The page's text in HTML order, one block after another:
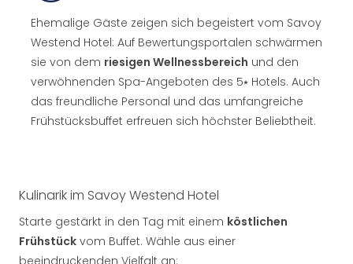
Ehemalige Gäste zeigen sich begeistert vom Savoy
Westend Hotel: Auf Bewertungsportalen schwärmen
sie von dem riesigen Wellnessbereich und den
verwöhnenden Spa-Angeboten des 5⭑ Hotels. Auch
das freundliche Personal und das umfangreiche
Frühstücksbuffet erfreuen sich höchster Beliebtheit.
Kulinarik im Savoy Westend Hotel
Starte gestärkt in den Tag mit einem köstlichen
Frühstück vom Buffet. Wähle aus einer
beeindruckenden Vielfalt an: